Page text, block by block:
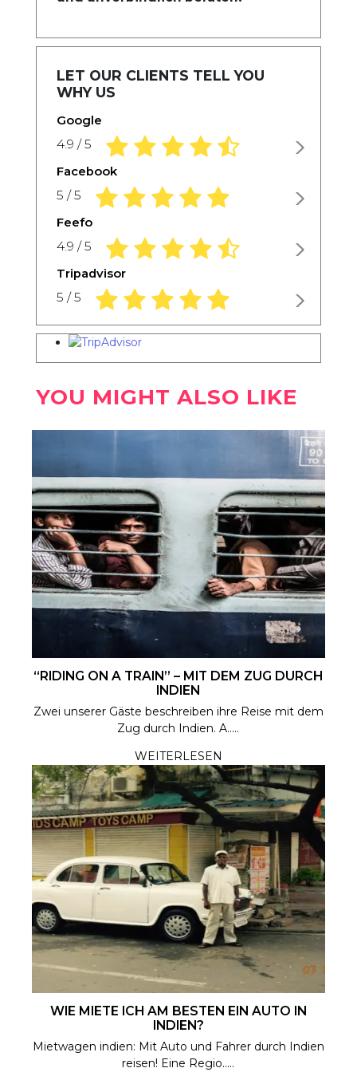
LET OUR CLIENTS TELL YOU
WHY US
Google
4.9 / 5 4.9 rating based on 1,234 ratings
Facebook
5 / 5 5.0 rating based on 1,234 ratings
Feefo
4.9 / 5 4.9 rating based on 1,234 ratings
Tripadvisor
5 / 5 5.0 rating based on 1,234 ratings
YOU MIGHT ALSO LIKE
“RIDING ON A TRAIN” – MIT DEM ZUG DURCH
INDIEN
Zwei unserer Gäste beschreiben ihre Reise mit dem
Zug durch Indien. A.....
WEITERLESEN
WIE MIETE ICH AM BESTEN EIN AUTO IN
INDIEN?
Mietwagen indien: Mit Auto und Fahrer durch Indien
reisen! Eine Regio.....